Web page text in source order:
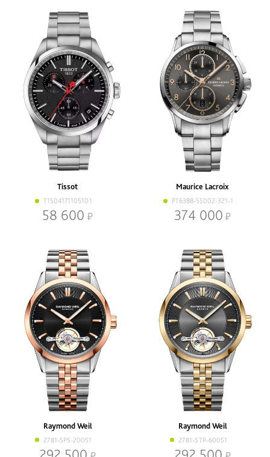
Tissot
T1504171105101
58 600
Maurice Lacroix
PT6388-SS002-321-1
374 000
Raymond Weil
2781-SP5-20051
Raymond Weil
2781-STP-60051